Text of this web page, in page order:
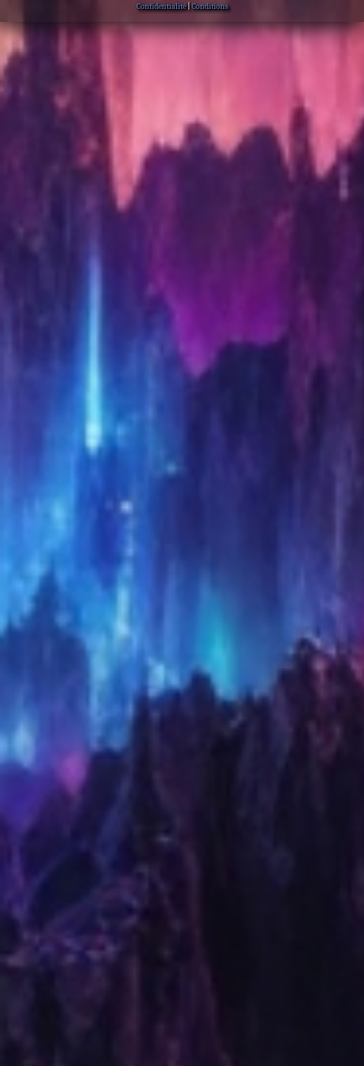
Confidentialité|Conditions